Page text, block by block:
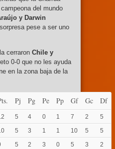
del mundo
y Darwin
pese a ser uno
cerraron Chile y
0-0 que no les ayuda
en la zona baja de la
Pj Pg Pe Pp Gf Gc Df
5 4 0 1 7 2
5
5 3 1 1 10 5
5
5 2 3 0 5 3
2